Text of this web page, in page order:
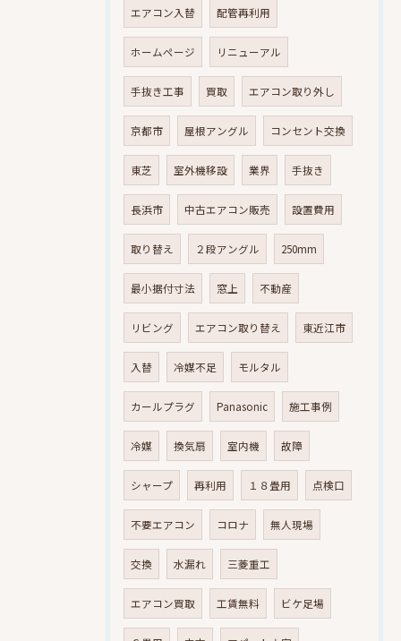
エアコン入替 配管再利用
ホームページ リニューアル
手抜き工事 買取 エアコン取り外し
京都市 屋根アングル コンセント交換
東芝 室外機移設 業界 手抜き
長浜市 中古エアコン販売 設置費用
取り替え ２段アングル 250mm
最小据付寸法 窓上 不動産
リビング エアコン取り替え 東近江市
入替 冷媒不足 モルタル
カールプラグ Panasonic 施工事例
冷媒 換気扇 室内機 故障
シャープ 再利用 １８畳用 点検口
不要エアコン コロナ 無人現場
交換 水漏れ 三菱重工
エアコン買取 工賃無料 ビケ足場